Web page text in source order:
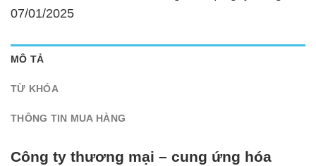
07/01/2025
MÔ TẢ
TỪ KHÓA
THÔNG TIN MUA HÀNG
Công ty thương mại – cung ứng hóa